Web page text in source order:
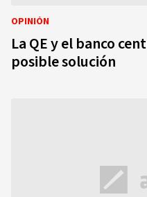
OPINIÓN
La QE y el banco
posible solución